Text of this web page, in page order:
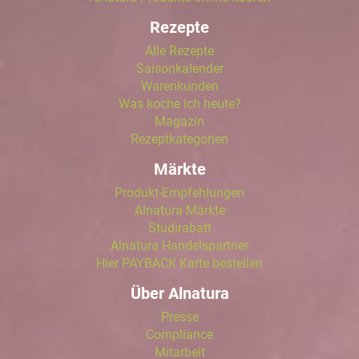
Rezepte
Alle Rezepte
Saisonkalender
Warenkunden
Was koche ich heute?
Magazin
Rezeptkategorien
Märkte
Produkt-Empfehlungen
Alnatura Märkte
Studirabatt
Alnatura Handelspartner
Hier PAYBACK Karte bestellen
Über Alnatura
Presse
Compliance
Mitarbeit